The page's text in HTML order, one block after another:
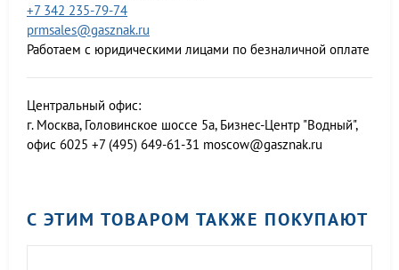
+7 342 235-79-74
prmsales@gasznak.ru
Работаем с юридическими лицами по безналичной оплате
Центральный офис:
г. Москва, Головинское шоссе 5а, Бизнес-Центр "Водный",
офис 6025 +7 (495) 649-61-31 moscow@gasznak.ru
С ЭТИМ ТОВАРОМ ТАКЖЕ ПОКУПАЮТ